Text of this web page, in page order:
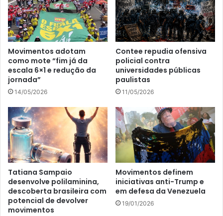
Movimentos adotam
como mote “fim já da
escala 6×1 e redução da
jornada”
14/05/2026
Contee repudia ofensiva
policial contra
universidades públicas
paulistas
11/05/2026
Tatiana Sampaio
desenvolve polilaminina,
descoberta brasileira com
potencial de devolver
movimentos
Movimentos definem
iniciativas anti-Trump e
em defesa da Venezuela
19/01/2026